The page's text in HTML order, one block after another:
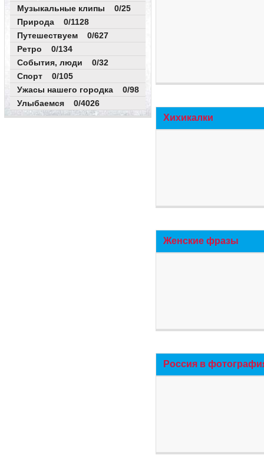
Музыкальные клипы 0/25
Природа 0/1128
Путешествуем 0/627
Ретро 0/134
События, люди 0/32
Спорт 0/105
Ужасы нашего городка 0/98
Улыбаемся 0/4026
Хихикалки
Женские фразы
Россия в